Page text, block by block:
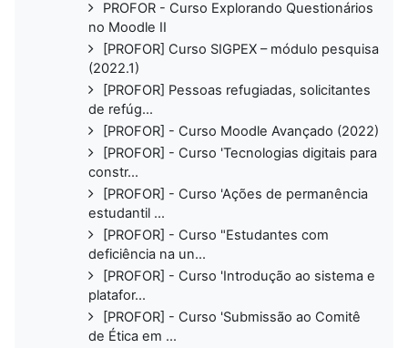
PROFOR - Curso Explorando Questionários
no Moodle II
[PROFOR] Curso SIGPEX – módulo pesquisa
(2022.1)
[PROFOR] Pessoas refugiadas, solicitantes
de refúg...
[PROFOR] - Curso Moodle Avançado (2022)
[PROFOR] - Curso 'Tecnologias digitais para
constr...
[PROFOR] - Curso 'Ações de permanência
estudantil ...
[PROFOR] - Curso "Estudantes com
deficiência na un...
[PROFOR] - Curso 'Introdução ao sistema e
platafor...
[PROFOR] - Curso 'Submissão ao Comitê
de Ética em ...